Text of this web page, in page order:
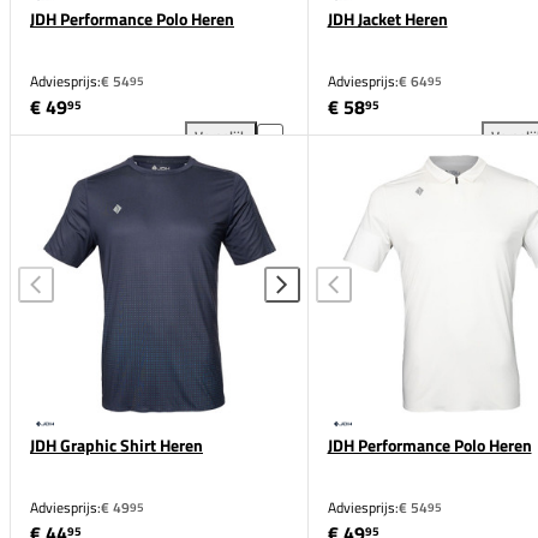
JDH Performance Polo Heren
Adviesprijs:€ 5495
€ 4995
Vergelijk
JDH Performance Polo Heren toevoegen aan
JDH Jacket Heren
Adviesprijs:€ 6495
€ 5895
JDH Graphic Shirt Heren
Adviesprijs:€ 4995
95
JDH Performance Polo Heren
Adviesprijs:€ 5495
95